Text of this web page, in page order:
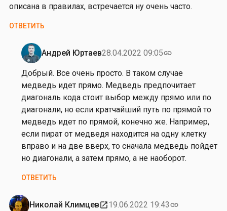
описана в правилах, встречается ну очень часто.
ОТВЕТИТЬ
Андрей Юртаев28.04.2022 09:05link
Ответ
на
от
А
л
е
к
с
е
К
у
р
Добрый. Все очень просто. В таком случае
медведь идет прямо. Медведь предпочитает
диагональ кода стоит выбор между прямо или по
диагонали, но если кратчайший путь по прямой то
медведь идет по прямой, конечно же. Например,
если пират от медведя находится на одну клетку
вправо и на две вверх, то сначала медведь пойдет
но диагонали, а затем прямо, а не наоборот.
ОТВЕТИТЬ
Николай Климцев open_in_new19.06.2022 19:43link